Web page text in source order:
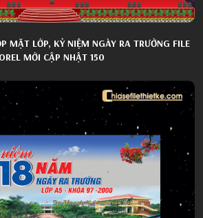
MẶT LỚP, KỶ NIỆM NGÀY RA TRƯỜNG FILE
MỚI CẬP NHẬT 150